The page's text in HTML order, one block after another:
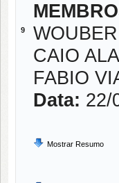
9
CAIO
FABIO
Data: 22/
Mostrar Resumo